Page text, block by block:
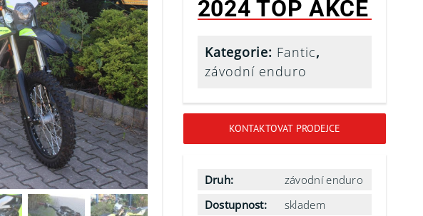
2024 TOP AKCE
Kategorie: Fantic,
závodní enduro
KONTAKTOVAT PRODEJCE
Druh:
závodní enduro
Dostupnost:
skladem